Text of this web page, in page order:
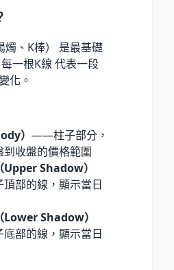
燭、K棒） 是最基礎
一根K線 代表一段
化。
） ——柱子部分，
到收盤的價格範圍
Upper Shadow）
部的線，顯示當日
Lower Shadow）
部的線，顯示當日